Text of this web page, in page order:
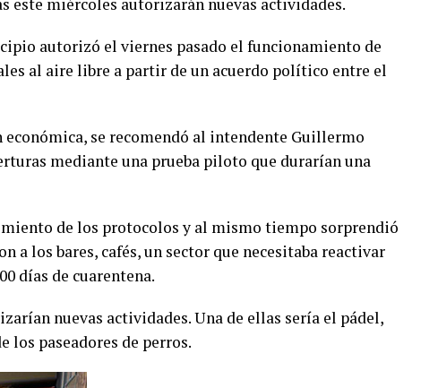
autorizó el viernes pasado el funcionamiento de
al aire libre a partir de un acuerdo político entre el
se recomendó al intendente Guillermo
mediante una prueba piloto que durarían una
de los protocolos y al mismo tiempo sorprendió
a los bares, cafés, un sector que necesitaba reactivar
días de cuarentena.
nuevas actividades. Una de ellas sería el pádel,
paseadores de perros.